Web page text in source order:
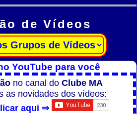
de Vídeos
YouTube para você
no canal doClube MA
as novidades dos vídeos:
aqui ⇒